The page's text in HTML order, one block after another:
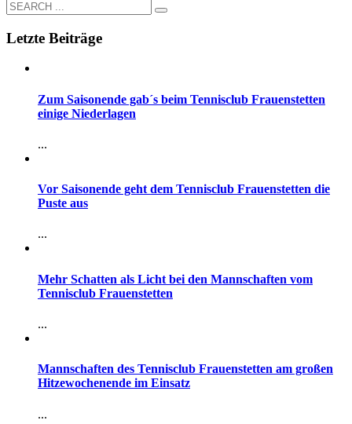
Letzte Beiträge
Zum Saisonende gab´s beim Tennisclub Frauenstetten
einige Niederlagen
...
Vor Saisonende geht dem Tennisclub Frauenstetten die
Puste aus
...
Mehr Schatten als Licht bei den Mannschaften vom
Tennisclub Frauenstetten
...
Mannschaften des Tennisclub Frauenstetten am großen
Hitzewochenende im Einsatz
...